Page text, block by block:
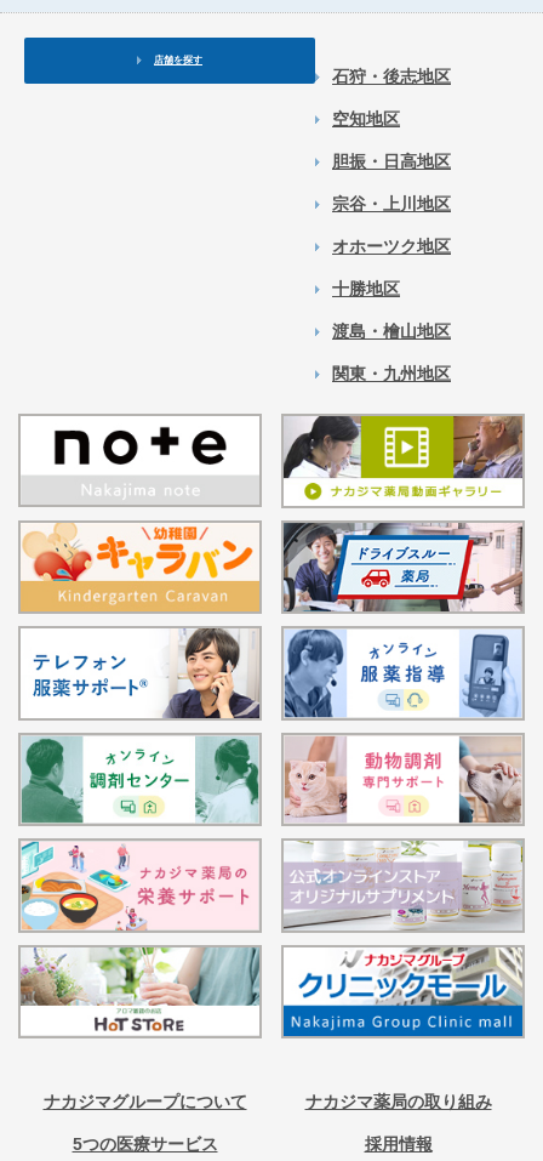
店舗を探す
石狩・後志地区
空知地区
胆振・日高地区
宗谷・上川地区
オホーツク地区
十勝地区
渡島・檜山地区
関東・九州地区
ナカジマグループについて ナカジマ薬局の取り組み
5つの医療サービス 採用情報